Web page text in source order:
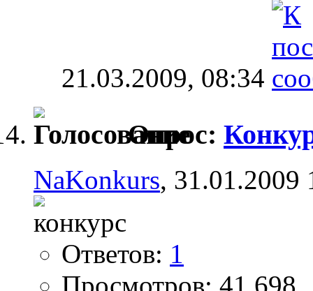
21.03.2009, 08:34
Опрос:
NaKonkurs, 31.01.2009
Ответов: 1
Просмотров: 41,698